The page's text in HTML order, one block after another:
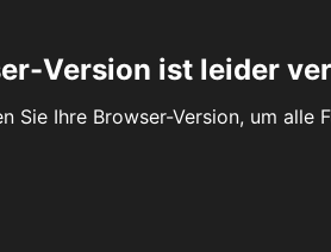
Version ist leider
Sie Ihre Browser-Version, um